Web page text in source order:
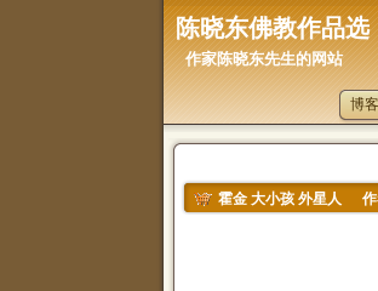
陈晓东佛教作品选
作家陈晓东先生的网站
博
霍金 大小孩 外星人
霍金 大小